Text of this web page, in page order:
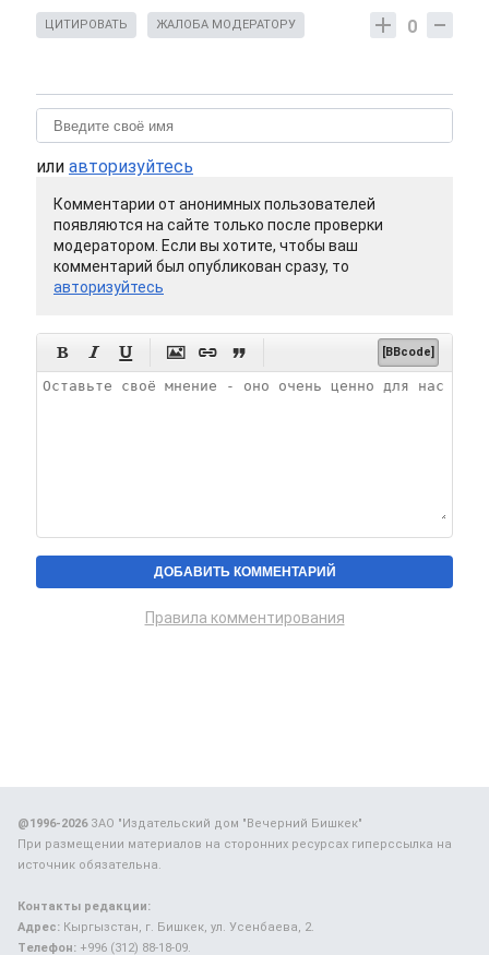
0
ЦИТИРОВАТЬ ЖАЛОБА МОДЕРАТОРУ
или авторизуйтесь
Комментарии от анонимных пользователей
появляются на сайте только после проверки
модератором. Если вы хотите, чтобы ваш
комментарий был опубликован сразу, то
авторизуйтесь
      [BBcode]
Правила комментирования
@1996-2026ЗАО "Издательский дом "Вечерний Бишкек"
При размещении материалов на сторонних ресурсах гиперссылка на
источник обязательна.
Контакты редакции:
Адрес: Кыргызстан, г. Бишкек, ул. Усенбаева, 2.
Телефон: +996 (312) 88-18-09.